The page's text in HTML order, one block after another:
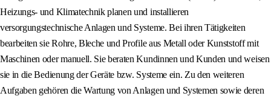
Heizungs- und Klimatechnik planen und installieren
versorgungstechnische Anlagen und Systeme. Bei ihren Tätigkeiten
bearbeiten sie Rohre, Bleche und Profile aus Metall oder Kunststoff mit
Maschinen oder manuell. Sie beraten Kundinnen und Kunden und weisen
sie in die Bedienung der Geräte bzw. Systeme ein. Zu den weiteren
Aufgaben gehören die Wartung von Anlagen und Systemen sowie deren